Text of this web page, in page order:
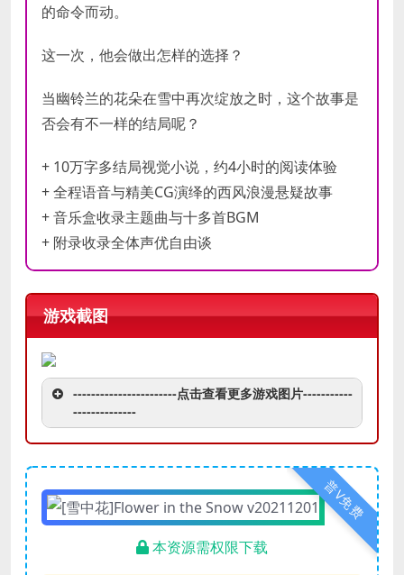
的命令而动。
这一次，他会做出怎样的选择？
当幽铃兰的花朵在雪中再次绽放之时，这个故事是
否会有不一样的结局呢？
+ 10万字多结局视觉小说，约4小时的阅读体验
+ 全程语音与精美CG演绎的西风浪漫悬疑故事
+ 音乐盒收录主题曲与十多首BGM
+ 附录收录全体声优自由谈
游戏截图
-----------------------点击查看更多游戏图片-----------
--------------
普V免费
本资源需权限下载